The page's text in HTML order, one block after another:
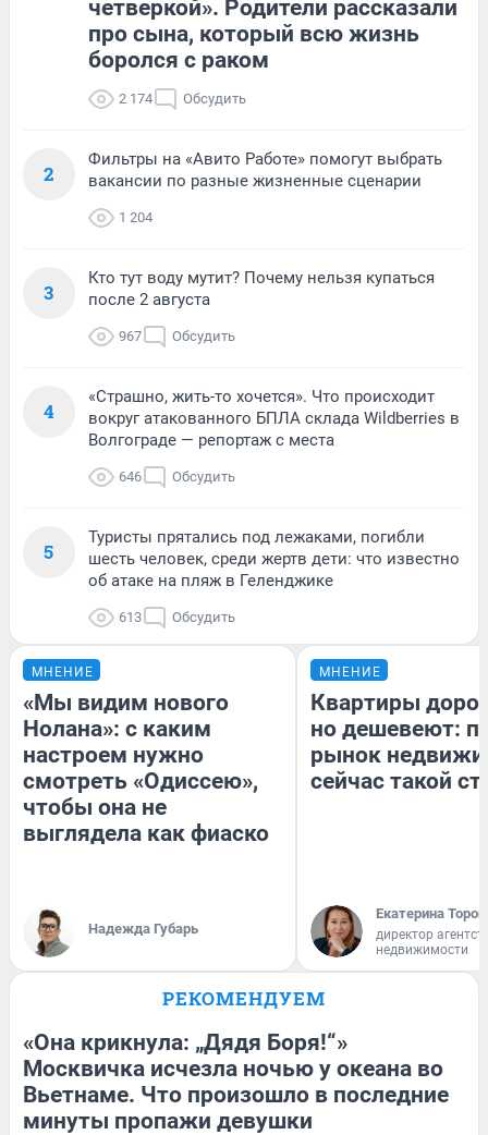
четверкой». Родители рассказали
про сына, который всю жизнь
боролся с раком
2 174 Обсудить
2
Фильтры на «Авито Работе» помогут выбрать
вакансии по разные жизненные сценарии
1 204
3
Кто тут воду мутит? Почему нельзя купаться
после 2 августа
967 Обсудить
4
«Страшно, жить-то хочется». Что происходит
вокруг атакованного БПЛА склада Wildberries в
Волгограде — репортаж с места
646 Обсудить
5
Туристы прятались под лежаками, погибли
шесть человек, среди жертв дети: что известно
об атаке на пляж в Геленджике
613 Обсудить
МНЕНИЕ
«Мы видим нового
Нолана»: с каким
настроем нужно
смотреть «Одиссею»,
чтобы она не
выглядела как фиаско
Надежда Губарь
МНЕНИЕ
Квартиры
но дешевеют:
рынок
сейчас такой
Екатерина
директор
недвижимости
РЕКОМЕНДУЕМ
«Она крикнула: „Дядя Боря!“»
Москвичка исчезла ночью у океана во
Вьетнаме. Что произошло в последние
минуты пропажи девушки